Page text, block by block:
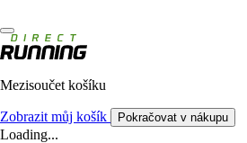
Mezisoučet košíku
Zobrazit můj košík Pokračovat v nákupu
Loading...